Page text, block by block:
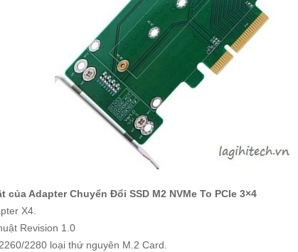
của Adapter Chuyển Đổi SSD M2 NVMe To PCIe 3×4
X4.
Revision 1.0
2280 loại thứ nguyên M.2 Card.